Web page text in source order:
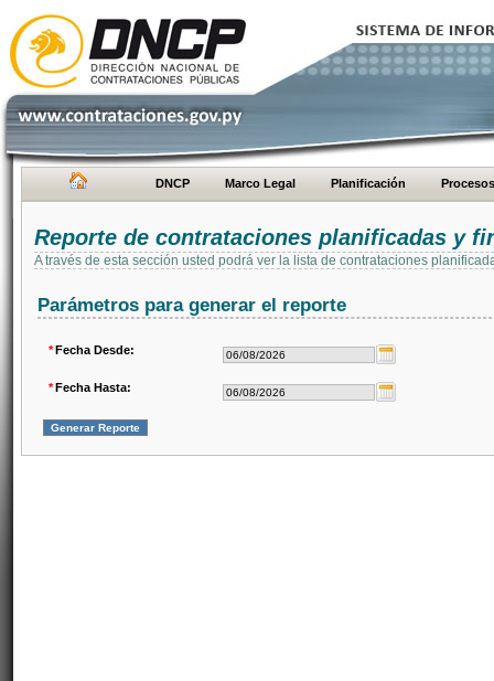
DNCP Marco Legal Planificación Procesos
Reporte de contrataciones planificadas y
A través de esta sección usted podrá ver la lista de contrataciones
Parámetros para generar el reporte
*Fecha Desde:
*Fecha Hasta: